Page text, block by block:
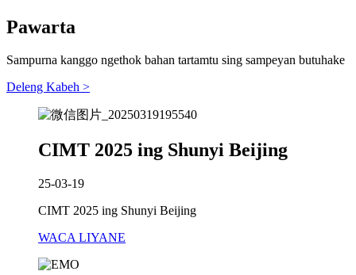
Pawarta
Sampurna kanggo ngethok bahan tartamtu sing sampeyan butuhake
Deleng Kabeh >
CIMT 2025 ing Shunyi Beijing
25-03-19
CIMT 2025 ing Shunyi Beijing
WACA LIYANE